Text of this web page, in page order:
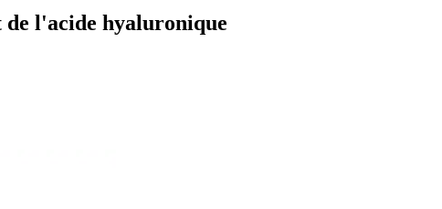
de l'acide hyaluronique